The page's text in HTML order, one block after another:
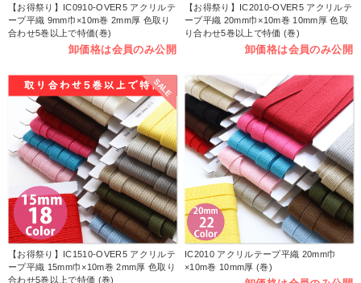
【お得祭り】IC0910-OVER5 アクリルテ
ープ平織 9mm巾×10m巻 2mm厚 色取り
合わせ5巻以上で特価(巻)
卸価格は会員のみ公開
【お得祭り】IC2010-OVER5 アクリルテ
ープ平織 20mm巾×10m巻 10mm厚 色取
り合わせ5巻以上で特価 (巻)
卸価格は会員のみ公開
SALE
【お得祭り】IC1510-OVER5 アクリルテ
ープ平織 15mm巾×10m巻 2mm厚 色取り
合わせ5巻以上で特価 (巻)
IC2010 アクリルテープ平織 20mm巾
×10m巻 10mm厚 (巻)